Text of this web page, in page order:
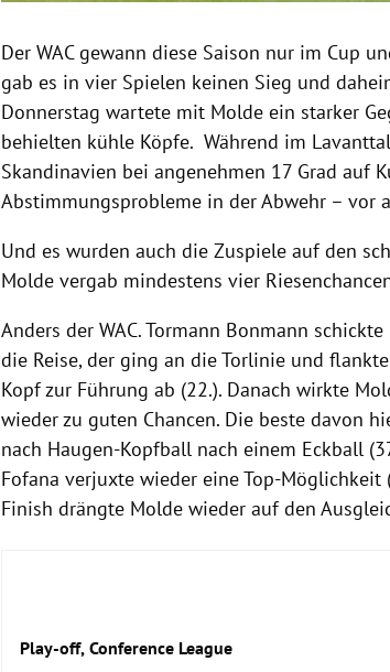
Der WAC gewann diese Saison nur im Cup
gab es in vier Spielen keinen Sieg und
Donnerstag wartete mit Molde ein starker
behielten kühle Köpfe. Während im
Skandinavien bei angenehmen 17 Grad auf
Abstimmungsprobleme in der Abwehr – vor
Und es wurden auch die Zuspiele auf den
Molde vergab mindestens vier
Anders der WAC. Tormann Bonmann
die Reise, der ging an die Torlinie und
Kopf zur Führung ab (22.). Danach wirkte
wieder zu guten Chancen. Die beste davon
nach Haugen-Kopfball nach einem Eckball
Fofana verjuxte wieder eine Top-Möglichkeit
Finish drängte Molde wieder auf den
Play-off, Conference League